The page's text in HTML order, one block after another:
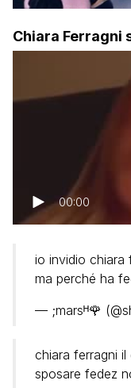
Chiara Ferragni
00:00
io invidio chiara
ma perché ha
— ;marsᴴ🌹
chiara ferragni
sposare fedez